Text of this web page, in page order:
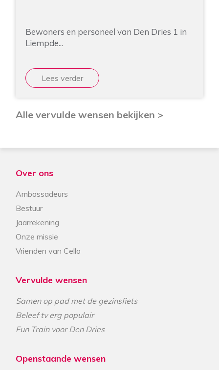
Bewoners en personeel van Den Dries 1 in
Liempde...
Lees verder
Alle vervulde wensen bekijken >
Over ons
Ambassadeurs
Bestuur
Jaarrekening
Onze missie
Vrienden van Cello
Vervulde wensen
Samen op pad met de gezinsfiets
Beleef tv erg populair
Fun Train voor Den Dries
Openstaande wensen